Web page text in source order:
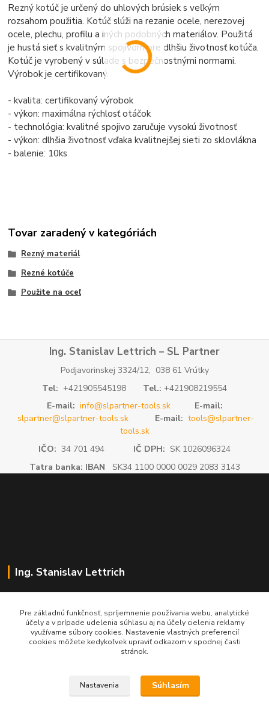
Rezný kotúč je určený do uhlových brúsiek s veľkým
rozsahom použitia. Kotúč slúži na rezanie ocele, nerezovej
ocele, plechu, profilu a iných podobných materiálov. Použitá
je hustá sieť s kvalitným spojivom pre dlhšiu životnosť kotúča.
Kotúč je vyrobený v súlade s bezpečnostnými normami.
Výrobok je certifikovaný.
- kvalita: certifikovaný výrobok
- výkon: maximálna rýchlosť otáčok
- technológia: kvalitné spojivo zaručuje vysokú životnosť
- výkon: dlhšia životnosť vďaka kvalitnejšej sieti zo sklovlákna
- balenie: 10ks
Tovar zaradený v kategóriách
Rezný materiál
Rezné kotúče
Použite na oceľ
Ing. Stanislav Lettrich – SL Partner
Podjavorinskej 3324/12, 038 61 Vrútky
Tel: +421905545198 Tel.: +421908219554
E-mail: info@slpartner-tools.sk
E-mail:
slpartner@slpartner-tools.sk
E-mail: tools@slpartner-
tools.sk
IČO: 34 701 494 IČ DPH: SK 1026096324
Tatra banka: IBAN SK34 1100 0000 0029 2083 3143
Ing. Stanislav Lettrich
+421 905 545 198
NONSTOP
Pre základnú funkčnosť, spríjemnenie používania webu, analytické
účely a v prípade udelenia súhlasu aj na účely cielenia reklamy
využívame súbory cookies. Nastavenie vlastných preferencií
cookies môžete kedykoľvek upraviť odkazom v spodnej časti
stránok.
Nastavenia Súhlasím